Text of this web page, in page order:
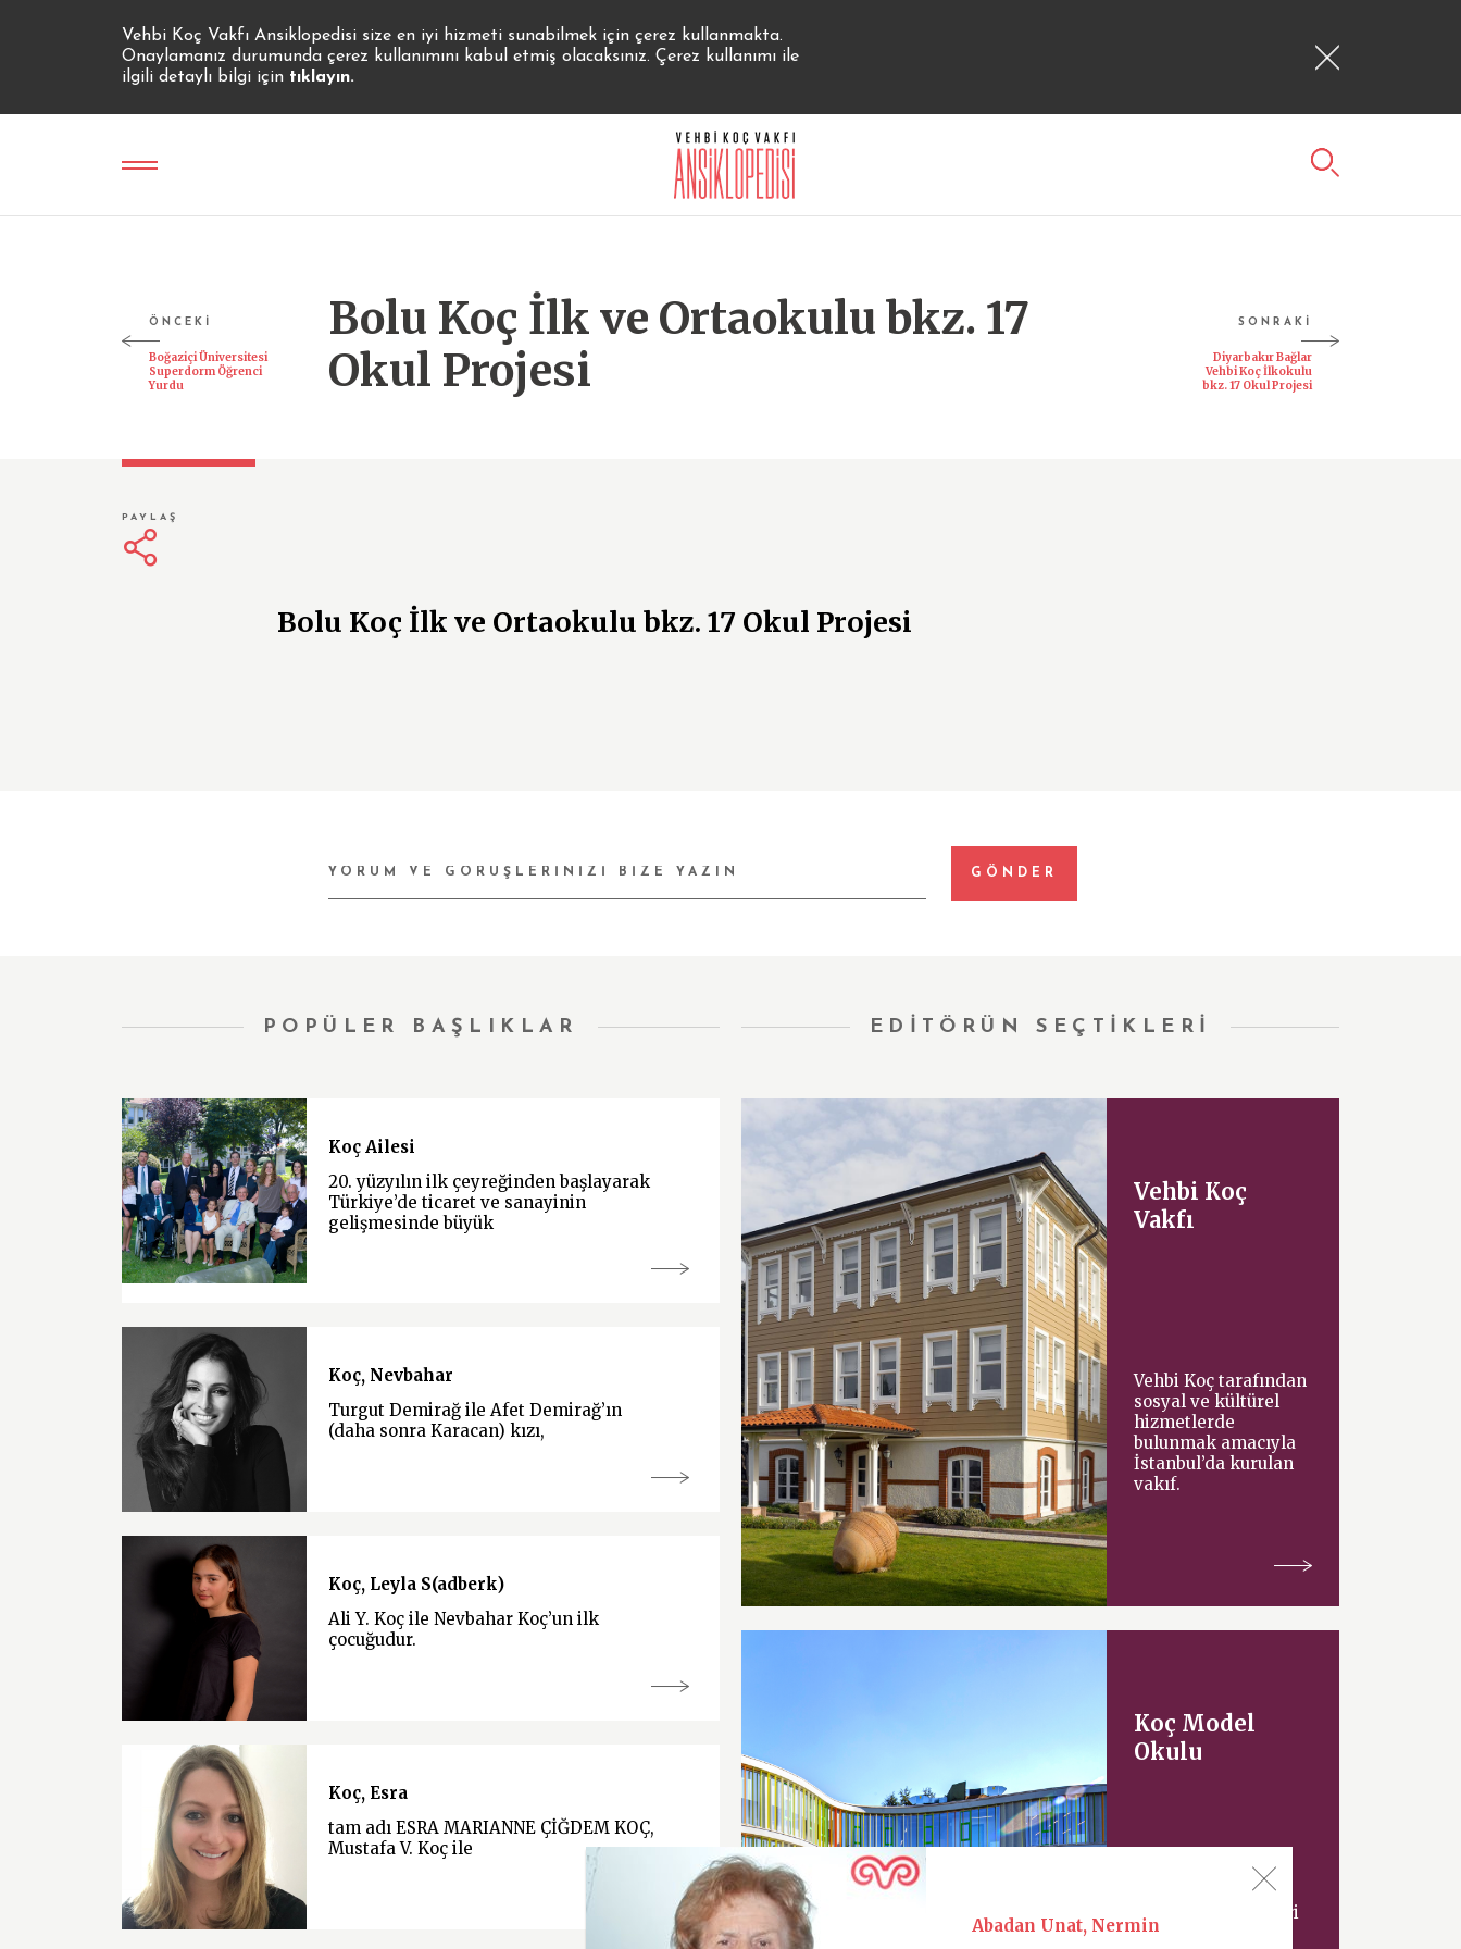
Vehbi Koç Vakfı Ansiklopedisi size en iyi hizmeti sunabilmek için çerez kullanmakta.
Onaylamanız durumunda çerez kullanımını kabul etmiş olacaksınız. Çerez kullanımı ile
ilgili detaylı bilgi için tıklayın.
ÖNCEKİ
Boğaziçi Üniversitesi
Superdorm Öğrenci
Yurdu
Bolu Koç İlk ve Ortaokulu bkz. 17
Okul Projesi
SONRAKİ
Diyarbakır Bağlar
Vehbi Koç İlkokulu
bkz. 17 Okul Projesi
PAYLAŞ
Bolu Koç İlk ve Ortaokulu bkz. 17 Okul Projesi
POPÜLER BAŞLIKLAR
Koç Ailesi
20. yüzyılın ilk çeyreğinden başlayarak
Türkiye’de ticaret ve sanayinin
gelişmesinde büyük
Koç, Nevbahar
Turgut Demirağ ile Afet Demirağ’ın
(daha sonra Karacan) kızı,
Koç, Leyla S(adberk)
Ali Y. Koç ile Nevbahar Koç’un ilk
çocuğudur.
Koç, Esra
tam adı ESRA MARIANNE ÇİĞDEM KOÇ,
Mustafa V. Koç ile
EDİTÖRÜN SEÇTİKLERİ
Vehbi Koç
Vakfı
Vehbi Koç tarafından
sosyal ve kültürel
hizmetlerde
bulunmak amacıyla
İstanbul’da kurulan
vakıf.
Koç Model
Okulu
Uluslararası mimari
tasarım şirketi
Abadan Unat, Nermin